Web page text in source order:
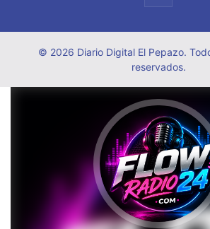
© 2026 Diario Digital El Pepazo.
reservados.